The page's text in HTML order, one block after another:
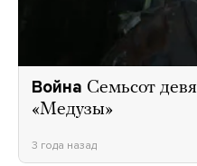
Война Семьсот
«Медузы»
3 года назад